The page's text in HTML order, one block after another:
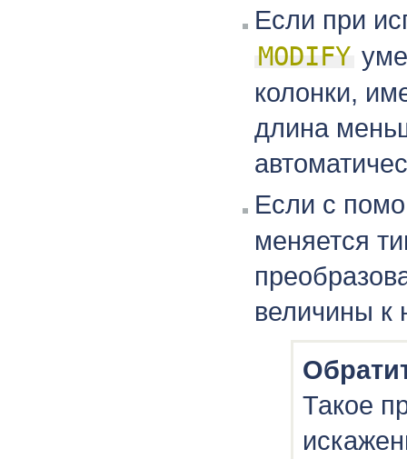
Если при
MODIFY
колонки,
длина
Если с
меняется
величины к
Такое